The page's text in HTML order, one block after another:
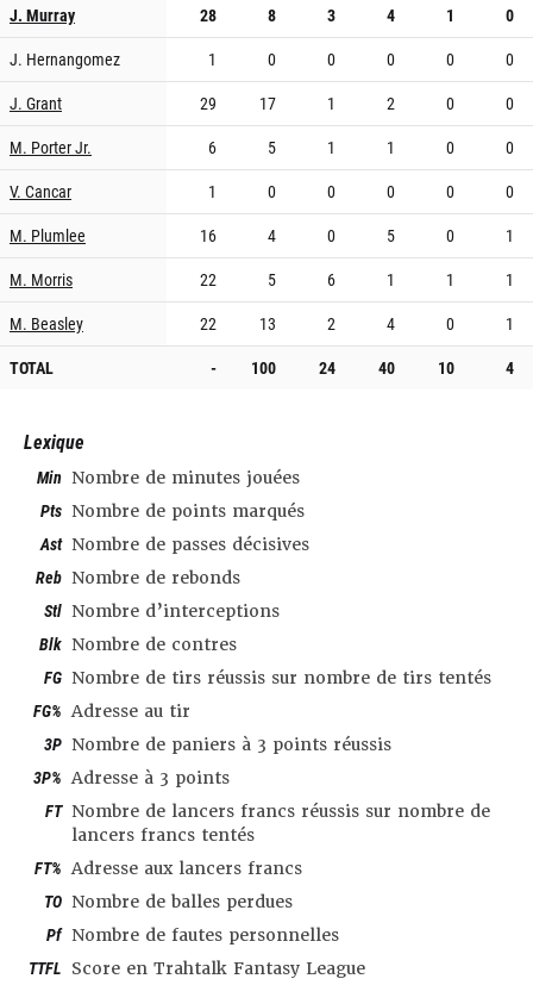
J. Murray
28 8 3 4 1
0
J. Hernangomez
1 0 0 0 0
0
J. Grant
29 17 1 2 0
0
M. Porter Jr.
6 5 1 1 0
0
V. Cancar
1 0 0 0 0
0
M. Plumlee
16 4 0 5 0
1
M. Morris
22 5 6 1 1
1
M. Beasley
22 13 2 4 0
1
TOTAL
- 100 24 40 10 4
Lexique
Min Nombre de minutes jouées
Pts Nombre de points marqués
Ast Nombre de passes décisives
Reb Nombre de rebonds
Stl Nombre d’interceptions
Blk Nombre de contres
FG Nombre de tirs réussis sur nombre de tirs tentés
FG% Adresse au tir
3P Nombre de paniers à 3 points réussis
3P% Adresse à 3 points
FT Nombre de lancers francs réussis sur nombre de
lancers francs tentés
FT% Adresse aux lancers francs
TO Nombre de balles perdues
Pf Nombre de fautes personnelles
TTFL Score en Trahtalk Fantasy League